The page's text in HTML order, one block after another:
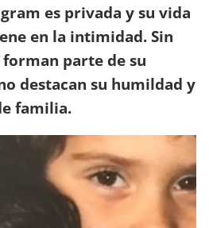
es privada y su vida
en la intimidad. Sin
parte de su
destacan su humildad y
familia.